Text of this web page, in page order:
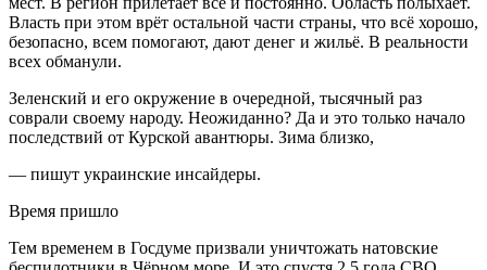
Власть при этом врёт остальной части страны, что всё хорошо,
безопасно, всем помогают, дают денег и жильё. В реальности
всех обманули.
Зеленский и его окружение в очередной, тысячный раз
соврали своему народу. Неожиданно? Да и это только начало
последствий от Курской авантюры. Зима близко,
— пишут украинские инсайдеры.
Время пришло
Тем временем в Госдуме призвали уничтожать натовские